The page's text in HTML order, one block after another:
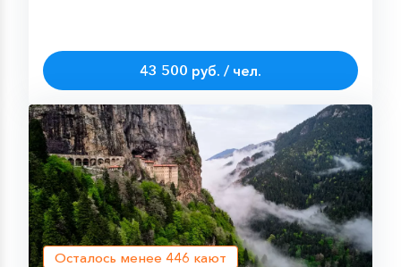
43 500 руб. / чел.
Осталось менее 446 кают